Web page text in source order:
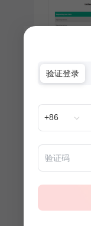
验证登录
+86